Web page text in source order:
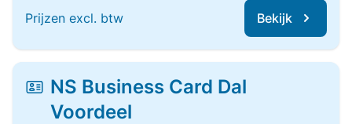
Prijzen excl. btw Bekijk
NS Business Card Dal
Voordeel